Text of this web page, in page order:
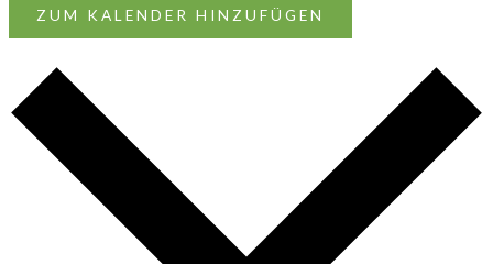
ZUM KALENDER HINZUFÜGEN